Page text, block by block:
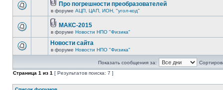
Про погрешности преобразователей
в форуме АЦП, ЦАП, ИОН, "угол-код"
МАКС-2015
в форуме Новости НПО "Физика"
Новости сайта
в форуме Новости НПО "Физика"
Показать сообщения за:
Страница 1 из 1 [ Результатов поиска: 7 ]